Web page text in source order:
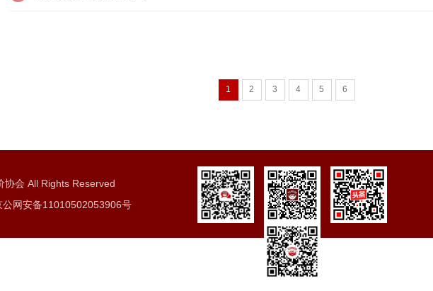
1 2 3 4 5 6
会 All Rights Reserved
网安备11010502053906号